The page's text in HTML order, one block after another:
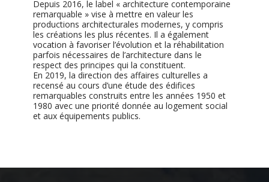
Depuis 2016, le label « architecture contemporaine
remarquable » vise à mettre en valeur les
productions architecturales modernes, y compris
les créations les plus récentes. Il a également
vocation à favoriser l’évolution et la réhabilitation
parfois nécessaires de l’architecture dans le
respect des principes qui la constituent.
En 2019, la direction des affaires culturelles a
recensé au cours d’une étude des édifices
remarquables construits entre les années 1950 et
1980 avec une priorité donnée au logement social
et aux équipements publics.